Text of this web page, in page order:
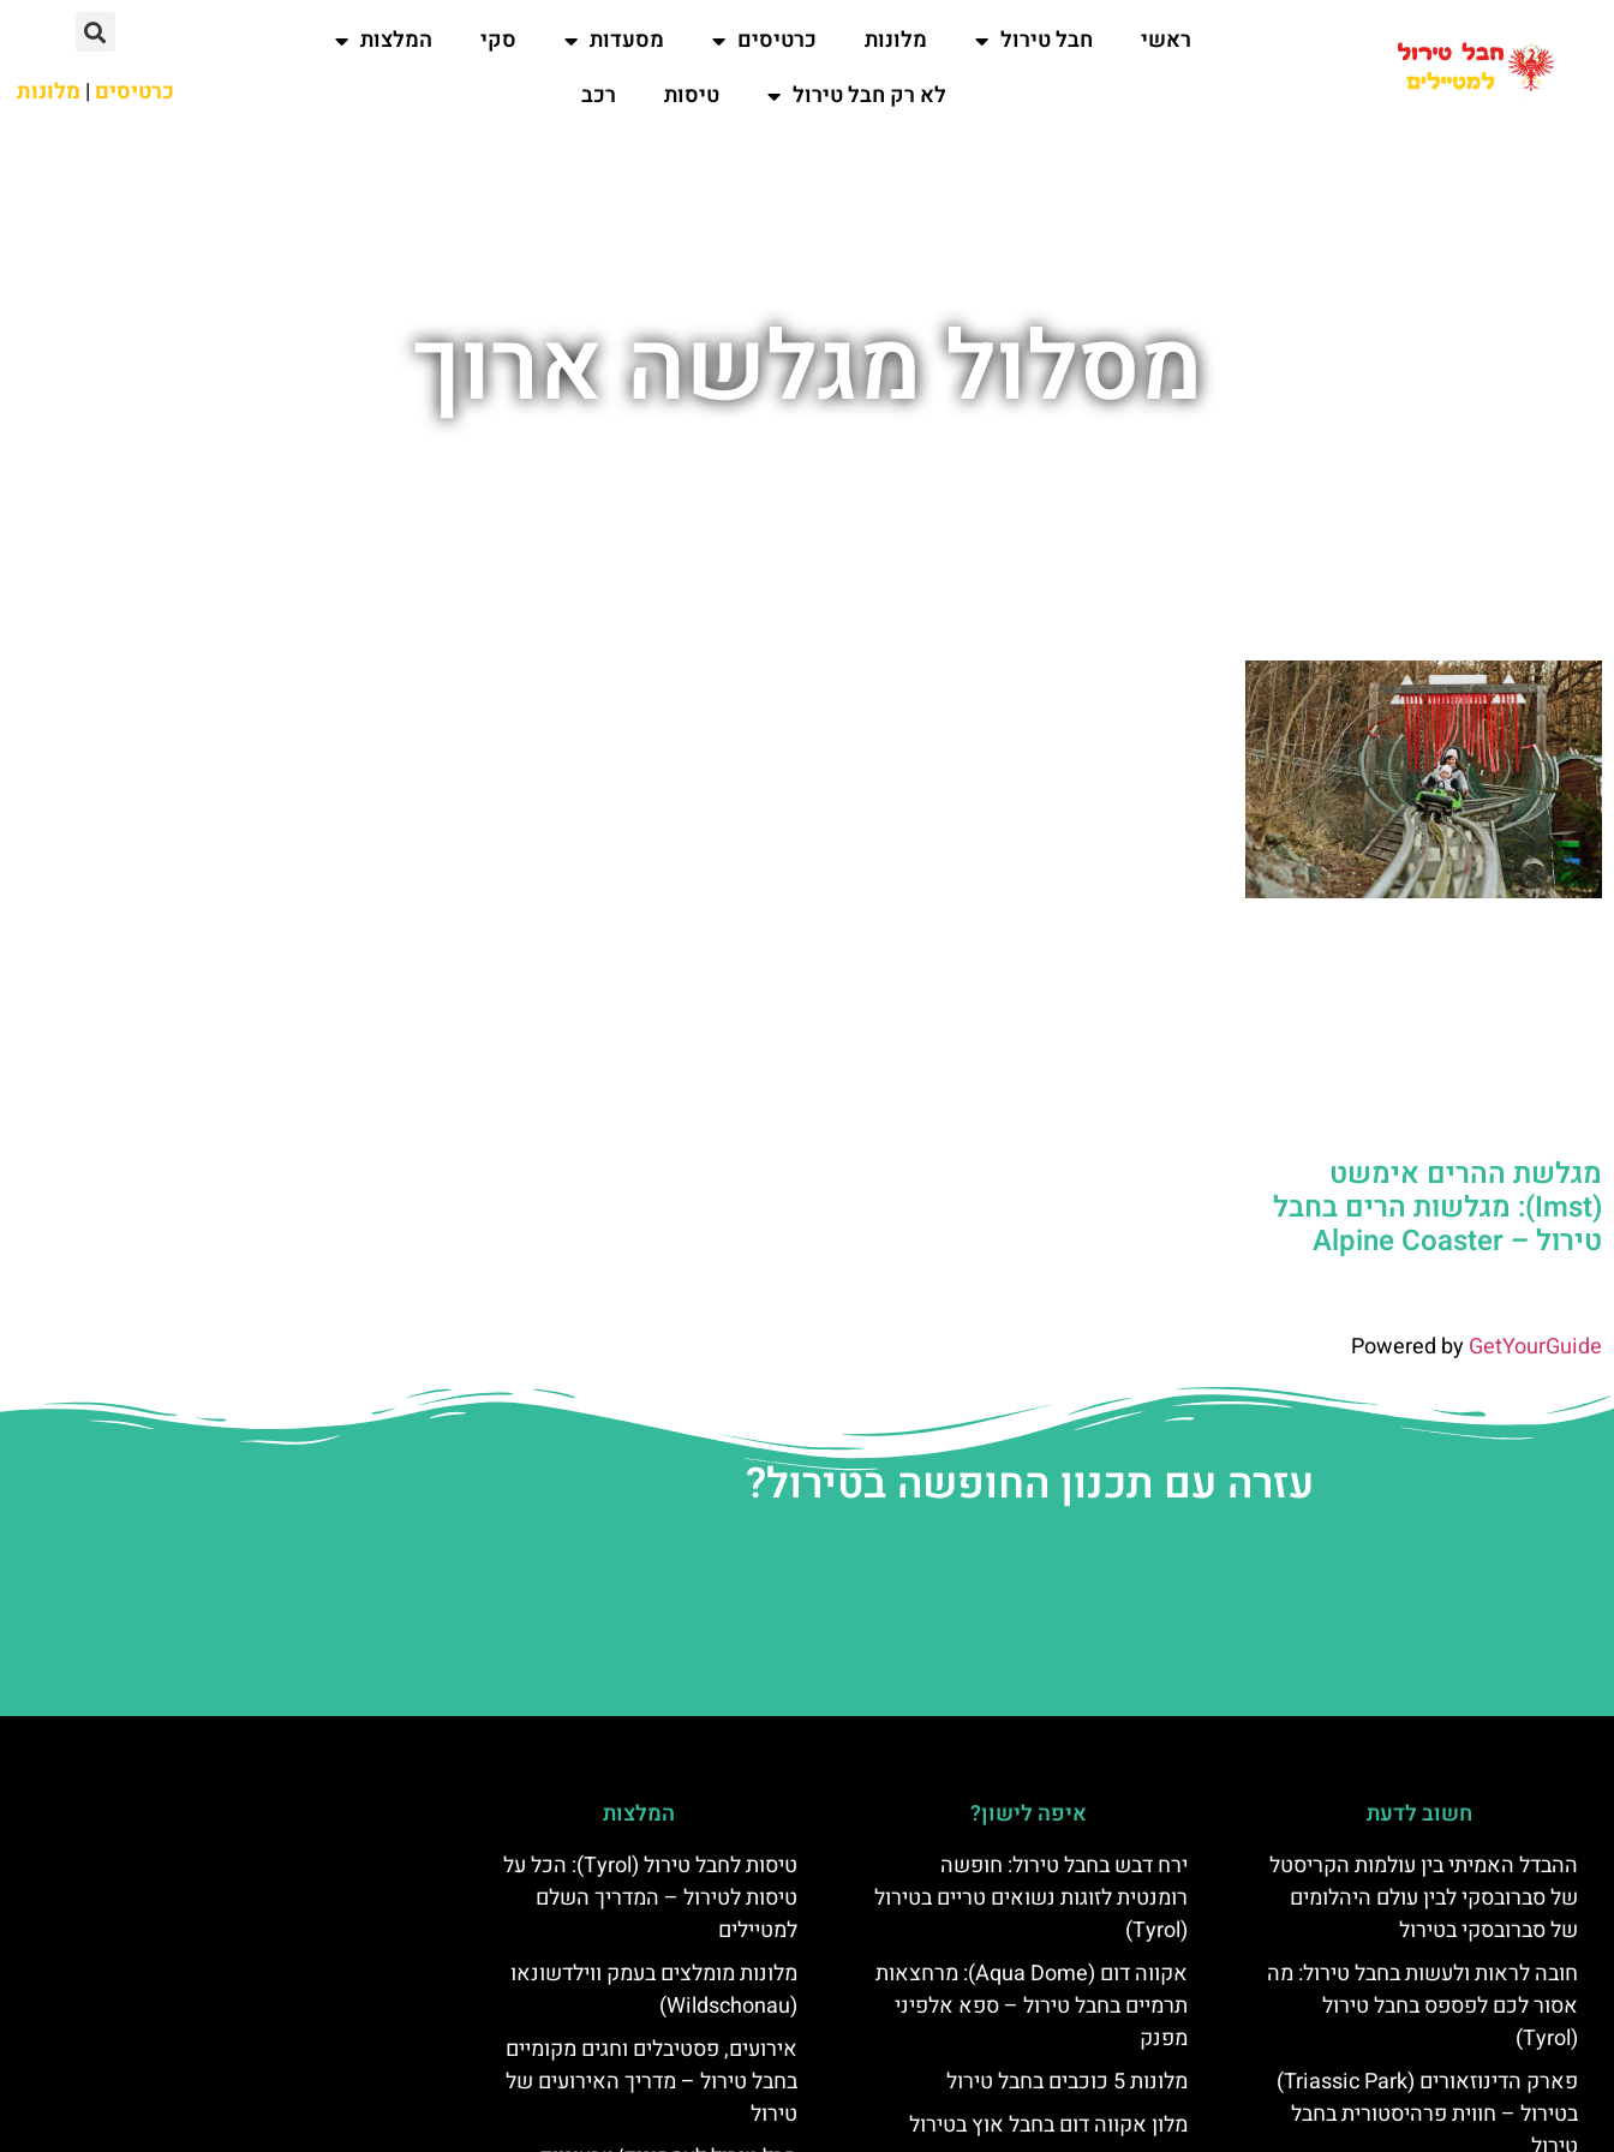
ראשי חבל טירול מלונות כרטיסים מסעדות סקי
המלצות
לא רק חבל טירול
טיסות רכב כרטיסים | מלונות
מסלול מגלשה ארוך
מגלשת ההרים אימשט
(Imst): מגלשות הרים בחבל
טירול – Alpine Coaster
Powered byGetYourGuide
עזרה עם תכנון החופשה בטירול?
חשוב לדעת
ההבדל האמיתי בין עולמות הקריסטל
של סברובסקי לבין עולם היהלומים
של סברובסקי בטירול
חובה לראות ולעשות בחבל טירול: מה
אסור לכם לפספס בחבל טירול
(Tyrol)
פארק הדינוזאורים (Triassic Park)
בטירול – חווית פרהיסטורית בחבל
איפה לישון?
ירח דבש בחבל טירול: חופשה
רומנטית לזוגות נשואים טריים בטירול
(Tyrol)
אקווה דום (Aqua Dome): מרחצאות
תרמיים בחבל טירול – ספא אלפיני
מפנק
מלונות 5 כוכבים בחבל טירול
מלון אקווה דום בחבל אוץ בטירול
המלצות
טיסות לחבל טירול (Tyrol): הכל על
טיסות לטירול – המדריך השלם
למטיילים
מלונות מומלצים בעמק ווילדשונאו
(Wildschonau)
אירועים, פסטיבלים וחגים מקומיים
בחבל טירול – מדריך האירועים של
טירול